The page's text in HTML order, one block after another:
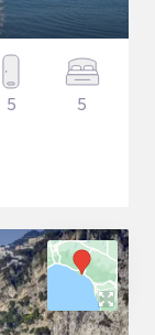
5 5